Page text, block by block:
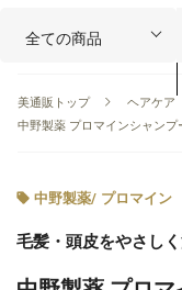
美通販トップ ヘアケア
中野製薬 プロマインシャンプ
中野製薬/ プロマイン
毛髪・頭皮をやさし